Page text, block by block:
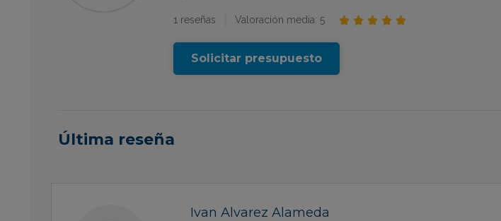
1 reseñas Valoración media: 5     
Solicitar presupuesto
Última reseña
Ivan Alvarez Alameda